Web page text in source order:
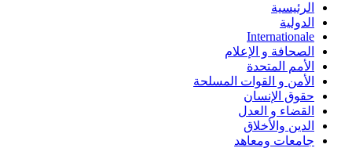
الرئيسية
الدولية
Internationale
الصحافة و الإعلام
الأمم المتحدة
الأمن و القوات المسلحة
حقوق الإنسان
القضاء و العدل
الدين والأخلاق
جامعات ومعاهد